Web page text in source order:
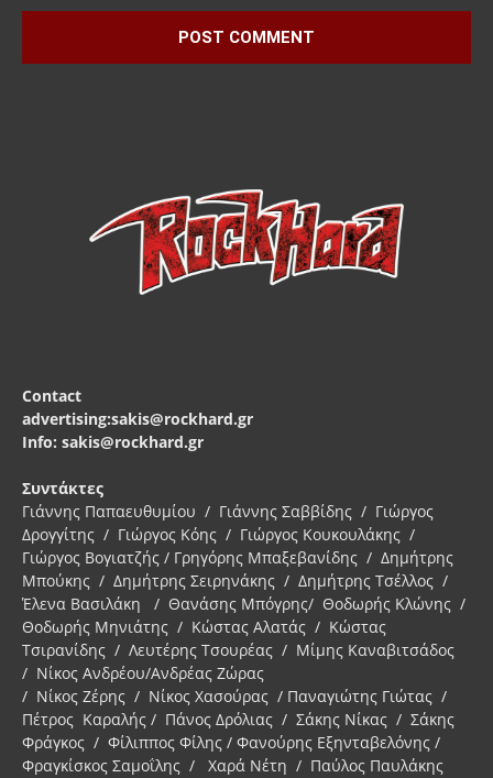
Contact
advertising:sakis@rockhard.gr
Info: sakis@rockhard.gr
Συντάκτες
Γιάννης Παπαευθυμίου / Γιάννης Σαββίδης / Γιώργος
Δρογγίτης / Γιώργος Κόης / Γιώργος Κουκουλάκης /
Γιώργος Βογιατζής / Γρηγόρης Μπαξεβανίδης / Δημήτρης
Μπούκης / Δημήτρης Σειρηνάκης / Δημήτρης Τσέλλος /
Έλενα Βασιλάκη / Θανάσης Μπόγρης/ Θοδωρής Κλώνης /
Θοδωρής Μηνιάτης / Κώστας Αλατάς / Κώστας
Τσιρανίδης / Λευτέρης Τσουρέας / Μίμης Καναβιτσάδος
/ Νίκος Ανδρέου/Ανδρέας Ζώρας
/ Νίκος Ζέρης / Νίκος Χασούρας / Παναγιώτης Γιώτας /
Πέτρος Καραλής / Πάνος Δρόλιας / Σάκης Νίκας / Σάκης
Φράγκος / Φίλιππος Φίλης / Φανούρης Εξηνταβελόνης /
Φραγκίσκος Σαμοΐλης / Χαρά Νέτη / Παύλος Παυλάκης